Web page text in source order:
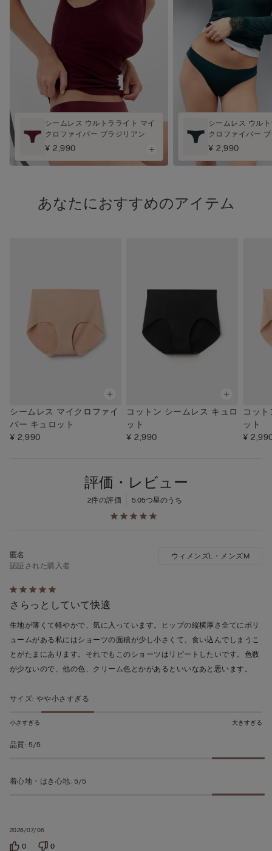
シームレス ウルトラライト マイ
クロファイバー ブラジリアン
¥ 2,990
シームレス ウル
クロファイバー
¥ 2,990
あなたにおすすめのアイテム
シームレス マイクロファイ
バー キュロット
¥ 2,990
コットン シームレス キュロ
ット
¥ 2,990
コッ
ット
¥
評価・レビュー
5.05つ星のうち
2件の評価
5
段
階
の
う
ち
の
価
2026/07/06
認証された購入者
さらっとしていて快適
生地が薄くて軽やかで、気に入っています。ヒップの縦横厚さ全てにボリ
ュームがある私にはショーツの面積が少し小さくて、食い込んでしまうこ
とがたまにあります。それでもこのショーツはリピートしたいです。色数
が少ないので、他の色、クリーム色とかがあるといいなあと思います。
ウィメンズL・メンズM
サイズ: やや小さすぎる
小さすぎる 大きすぎる
品質: 5/5
着心地・はき心地: 5/5
0 0